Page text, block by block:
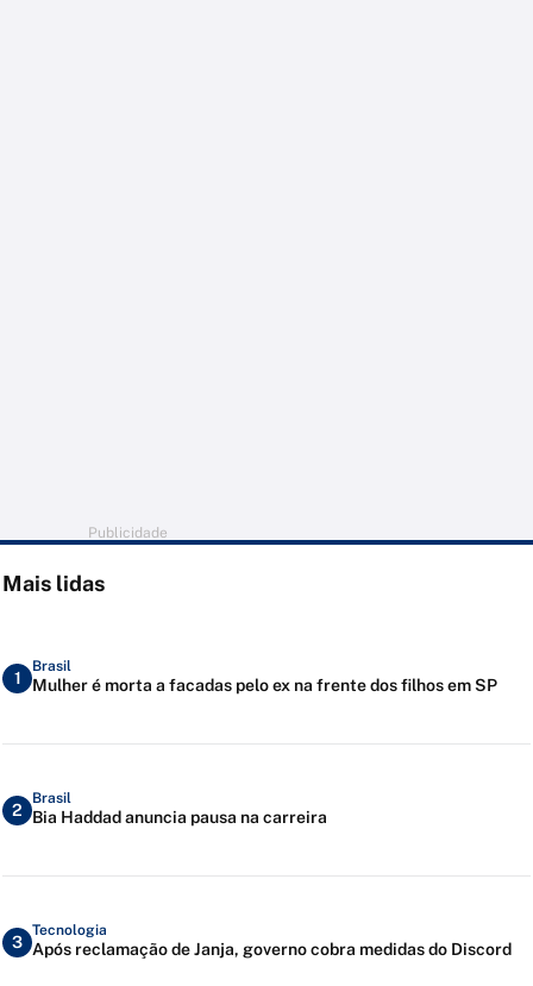
Publicidade
Mais lidas
1
Brasil
Mulher é morta a facadas pelo ex na frente dos filhos em SP
2
Brasil
Bia Haddad anuncia pausa na carreira
3
Tecnologia
Após reclamação de Janja, governo cobra medidas do Discord